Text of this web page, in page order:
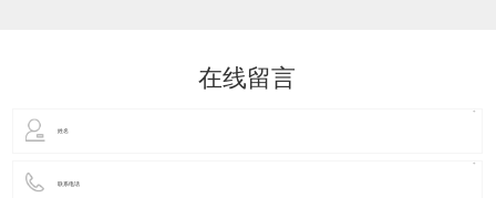
在线留言